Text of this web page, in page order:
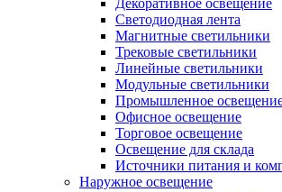
Декоративное освещение
Светодиодная лента
Магнитные светильники
Трековые светильники
Линейные светильники
Модульные светильники
Промышленное
Офисное освещение
Торговое освещение
Освещение для склада
Источники питания и
Наружное освещение